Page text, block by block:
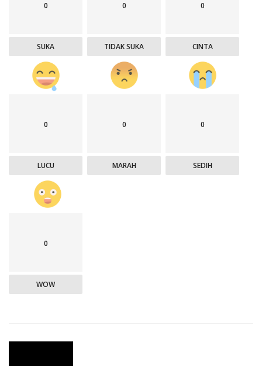
0
SUKA
0
TIDAK SUKA
0
CINTA
0
LUCU
0
MARAH
0
SEDIH
0
WOW